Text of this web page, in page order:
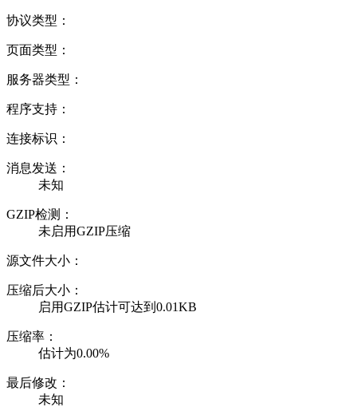
协议类型：
页面类型：
服务器类型：
程序支持：
连接标识：
消息发送：
未知
GZIP检测：
未启用GZIP压缩
源文件大小：
压缩后大小：
启用GZIP估计可达到0.01KB
压缩率：
估计为0.00%
最后修改：
未知